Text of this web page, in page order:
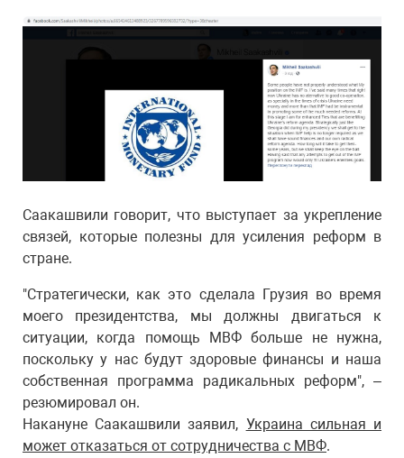
Саакашвили говорит, что выступает за укрепление
связей, которые полезны для усиления реформ в
стране.
"Стратегически, как это сделала Грузия во время
моего президентства, мы должны двигаться к
ситуации, когда помощь МВФ больше не нужна,
поскольку у нас будут здоровые финансы и наша
собственная программа радикальных реформ", –
резюмировал он.
Накануне Саакашвили заявил, Украина сильная и
может отказаться от сотрудничества с МВФ.